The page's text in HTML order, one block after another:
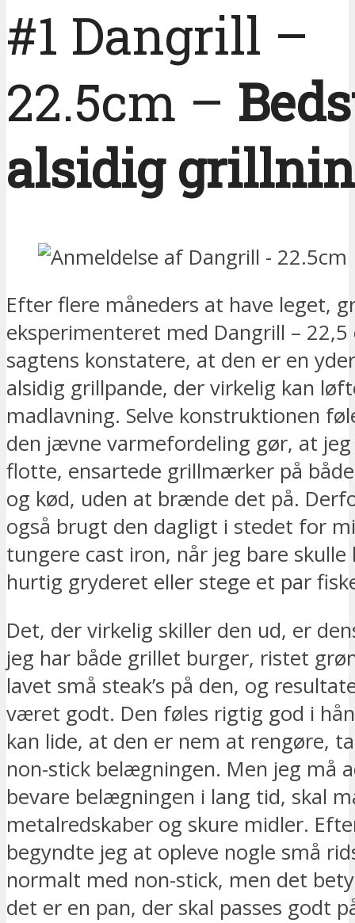
#1 Dangrill –
22.5cm –
alsidig
Efter flere måneders at have leget,
eksperimenteret med Dangrill – 22,5
sagtens konstatere, at den er en
alsidig grillpande, der virkelig kan
madlavning. Selve konstruktionen
den jævne varmefordeling gør, at
flotte, ensartede grillmærker på
og kød, uden at brænde det på.
også brugt den dagligt i stedet for
tungere cast iron, når jeg bare skulle
hurtig gryderet eller stege et par
Det, der virkelig skiller den ud, er
jeg har både grillet burger, ristet
lavet små steak’s på den, og
været godt. Den føles rigtig god i
kan lide, at den er nem at rengøre,
non-stick belægningen. Men jeg må
bevare belægningen i lang tid, skal
metalredskaber og skure midler.
begyndte jeg at opleve nogle små
normalt med non-stick, men det
det er en pan, der skal passes godt